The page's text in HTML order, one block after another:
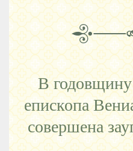
В годовщину
епископа
совершена